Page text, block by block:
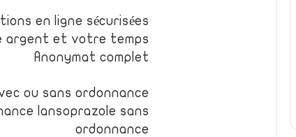
en ligne sécurisées
argent et votre temps
Anonymat complet
ou sans ordonnance
lansoprazole sans
ordonnance